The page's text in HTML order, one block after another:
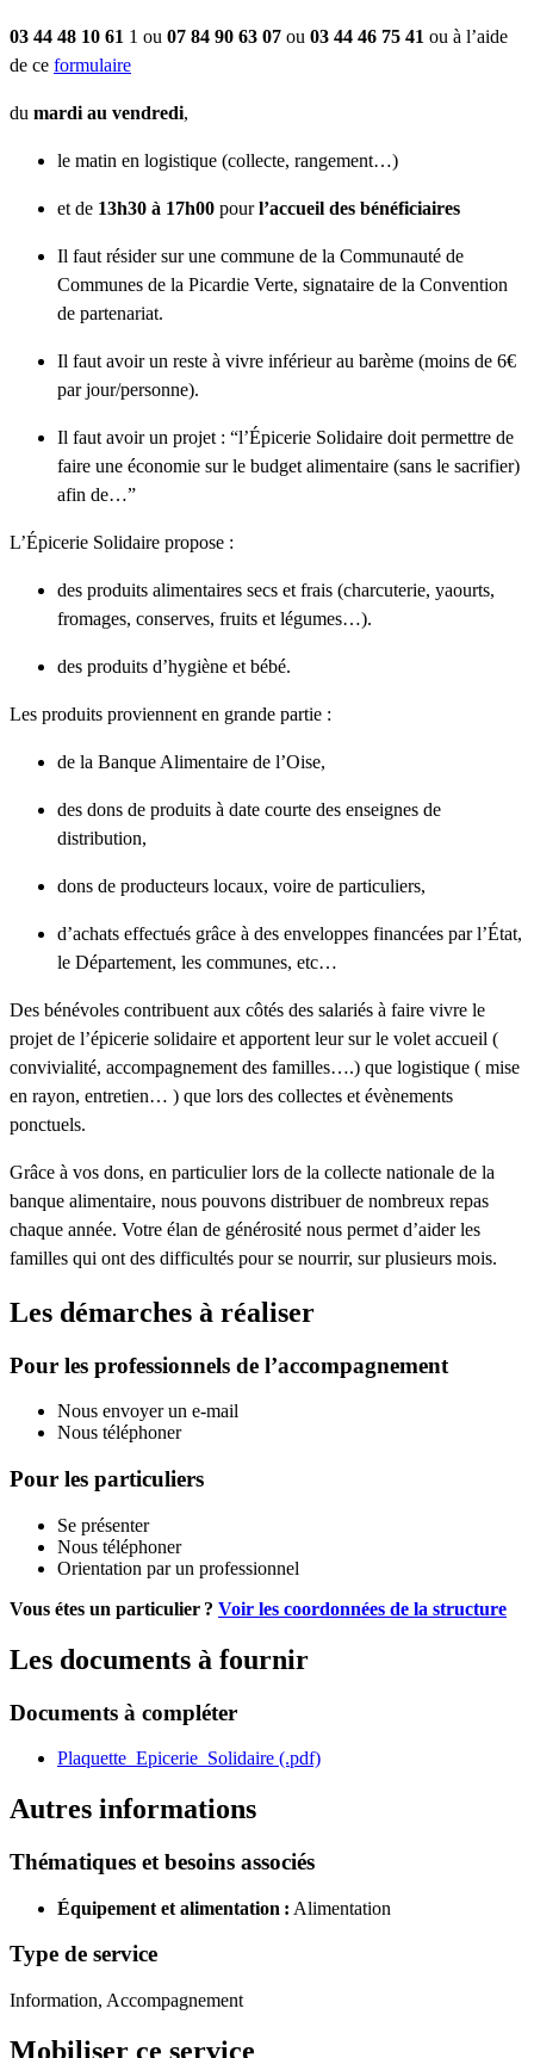
03 44 48 10 61 1 ou 07 84 90 63 07 ou 03 44 46 75 41 ou à l’aide
de ce formulaire
du mardi au vendredi,
le matin en logistique (collecte, rangement…)
et de 13h30 à 17h00 pourl’accueil des bénéficiaires
Il faut résider sur une commune de la Communauté de
Communes de la Picardie Verte, signataire de la Convention
de partenariat.
Il faut avoir un reste à vivre inférieur au barème (moins de 6€
par jour/personne).
Il faut avoir un projet : “l’Épicerie Solidaire doit permettre de
faire une économie sur le budget alimentaire (sans le sacrifier)
afin de…”
L’Épicerie Solidaire propose :
des produits alimentaires secs et frais (charcuterie, yaourts,
fromages, conserves, fruits et légumes…).
des produits d’hygiène et bébé.
Les produits proviennent en grande partie :
de la Banque Alimentaire de l’Oise,
des dons de produits à date courte des enseignes de
distribution,
dons de producteurs locaux, voire de particuliers,
d’achats effectués grâce à des enveloppes financées par l’État,
le Département, les communes, etc…
Des bénévoles contribuent aux côtés des salariés à faire vivre le
projet de l’épicerie solidaire et apportent leur sur le volet accueil (
convivialité, accompagnement des familles….) que logistique ( mise
en rayon, entretien… ) que lors des collectes et évènements
ponctuels.
Grâce à vos dons, en particulier lors de la collecte nationale de la
banque alimentaire, nous pouvons distribuer de nombreux repas
chaque année. Votre élan de générosité nous permet d’aider les
familles qui ont des difficultés pour se nourrir, sur plusieurs mois.
Les démarches à réaliser
Pour les professionnels de l’accompagnement
Nous envoyer un e-mail
Nous téléphoner
Pour les particuliers
Se présenter
Nous téléphoner
Orientation par un professionnel
Vous étes un particulier ? Voir les coordonnées de la structure
Les documents à fournir
Documents à compléter
Plaquette_Epicerie_Solidaire (.pdf)
Autres informations
Thématiques et besoins associés
Équipement et alimentation : Alimentation
Type de service
Information, Accompagnement
Mobiliser ce service